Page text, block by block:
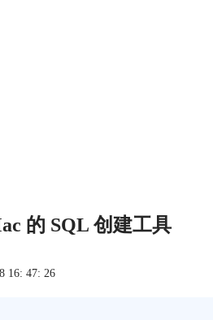
的 SQL 创建工具
16: 47: 26